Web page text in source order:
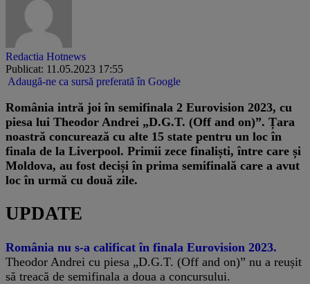
Redactia Hotnews
Publicat: 11.05.2023 17:55
Adaugă-ne ca sursă preferată în Google
România intră joi în semifinala 2 Eurovision 2023, cu
piesa lui Theodor Andrei „D.G.T. (Off and on)”. Țara
noastră concurează cu alte 15 state pentru un loc în
finala de la Liverpool. Primii zece finaliști, între care și
Moldova, au fost deciși în prima semifinală care a avut
loc în urmă cu două zile.
UPDATE
România nu s-a calificat în finala Eurovision 2023.
Theodor Andrei cu piesa „D.G.T. (Off and on)” nu a reușit
să treacă de semifinala a doua a concursului.